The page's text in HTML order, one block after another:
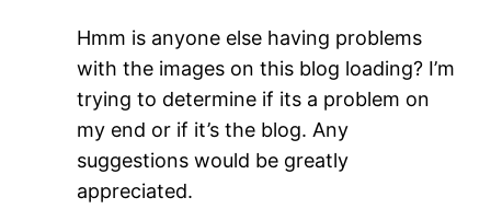
Hmm is anyone else having problems
with the images on this blog loading? I’m
trying to determine if its a problem on
my end or if it’s the blog. Any
suggestions would be greatly
appreciated.